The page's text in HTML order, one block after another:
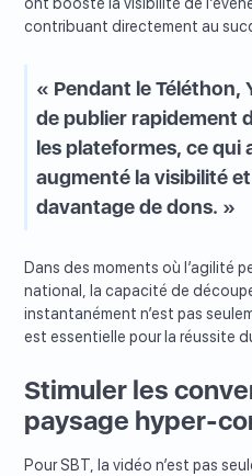
ont boosté la visibilité de
contribuant directement au
« Pendant le Téléthon,
de publier rapidement
les plateformes, ce qui
augmenté la visibilité
davantage de dons. »
Dans des moments où l’agilité
national, la capacité de
instantanément n’est pas
est essentielle pour la réussite
Stimuler les
paysage hyper-
Pour SBT, la vidéo n’est pas